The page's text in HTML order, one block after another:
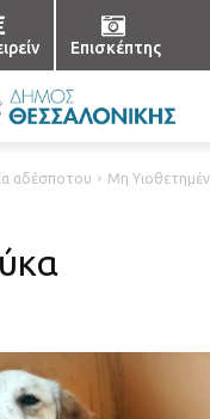
Επισκέπτης
αδέσποτου Μη